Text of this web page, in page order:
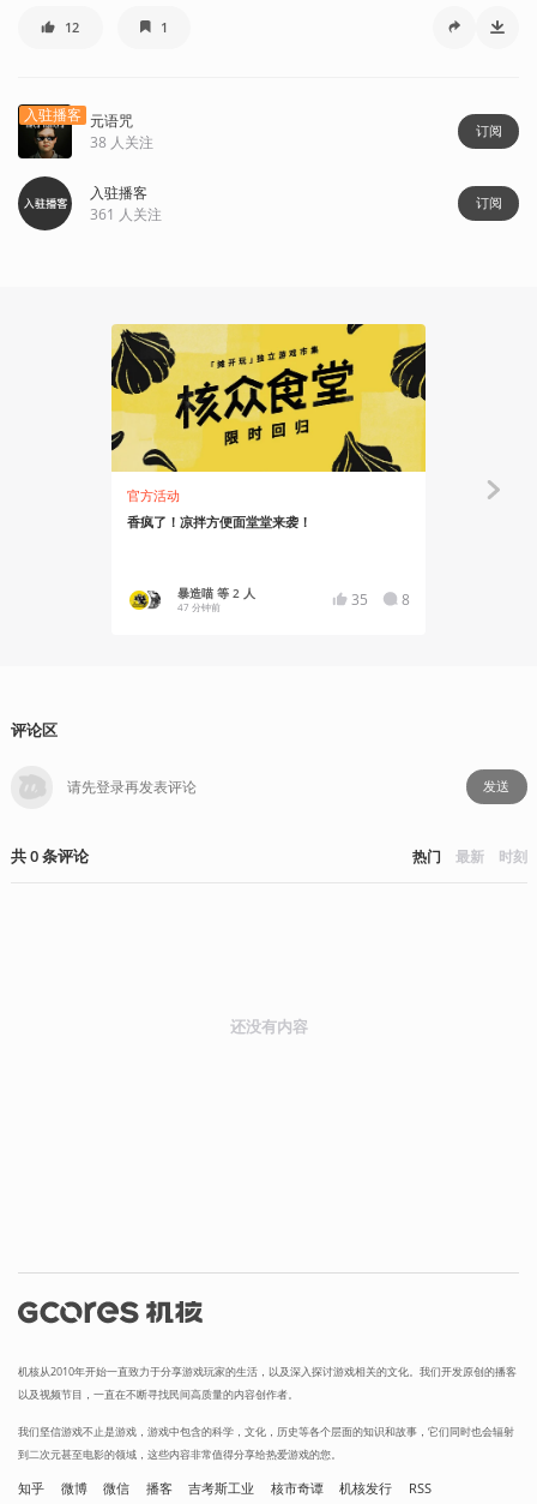
12 1
入驻播客 元语咒
38 人关注
订阅
入驻播客
361 人关注
订阅
官方活动
香疯了！凉拌方便面堂堂来袭！
暴造喵 等 2 人
47 分钟前 35 8
评论区
发送
共0条评论 热门 最新 时刻
还没有内容
机核从2010年开始一直致力于分享游戏玩家的生活，以及深入探讨游戏相关的文化。我们开发原创的播客
以及视频节目，一直在不断寻找民间高质量的内容创作者。
我们坚信游戏不止是游戏，游戏中包含的科学，文化，历史等各个层面的知识和故事，它们同时也会辐射
到二次元甚至电影的领域，这些内容非常值得分享给热爱游戏的您。
知乎 微博 微信 播客 吉考斯工业 核市奇谭 机核发行 RSS